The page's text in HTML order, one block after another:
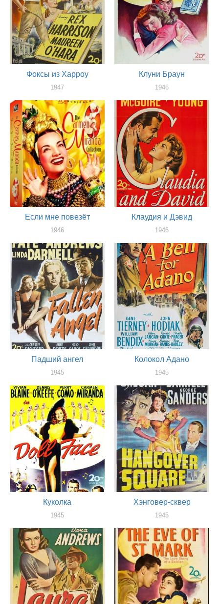
Фоксы из Харроу
1947
Клуни Браун
1946
Если мне повезёт
1946
Клаудия и Дэвид
1946
Падший ангел
1945
Колокол Адано
1945
Куколка
1945
Хэнговер-сквер
1945